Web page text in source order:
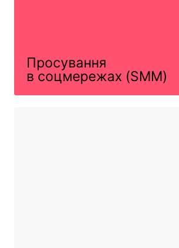
Просування
в соцмережах (SMM)